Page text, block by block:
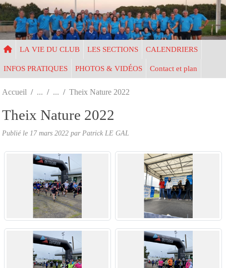
LA VIE DU CLUB LES SECTIONS CALENDRIERS
INFOS PRATIQUES PHOTOS & VIDÉOS Contact et plan
Accueil Theix Nature 2022
Theix Nature 2022
Publié le 17 mars 2022 par Patrick LE GAL
Panneau de gestion des cookies